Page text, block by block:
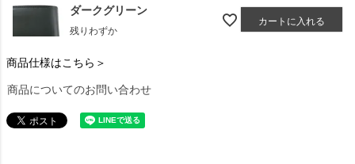
ダークグリーン
残りわずか
カートに入れる
商品仕様はこちら＞
商品についてのお問い合わせ